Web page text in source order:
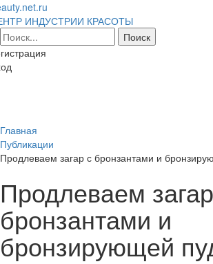
ИНДУСТРИИ КРАСОТЫ
Главная
Публикации
Продлеваем загар с бронзантами и
Продлеваем
бронзантами и
бронзирующей